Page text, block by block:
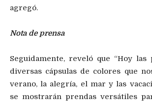
agregó.
Nota de prensa
Seguidamente, reveló que “Hoy las
diversas cápsulas de colores que
verano, la alegría, el mar y las
se mostrarán prendas versátiles